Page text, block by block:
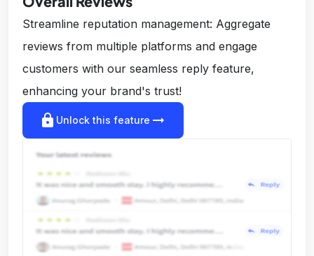
Streamline reputation management: Aggregate
reviews from multiple platforms and engage
customers with our seamless reply feature,
enhancing your brand's trust!
lock Unlock this feature arrow_right_alt